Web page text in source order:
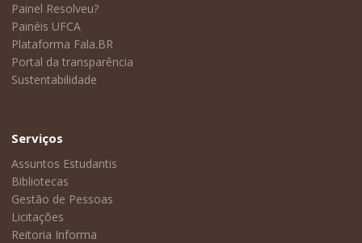
Painel Resolveu?
Painéis UFCA
Plataforma Fala.BR
Portal da transparência
Sustentabilidade
Serviços
Assuntos Estudantis
Bibliotecas
Gestão de Pessoas
Licitações
Reitoria Informa